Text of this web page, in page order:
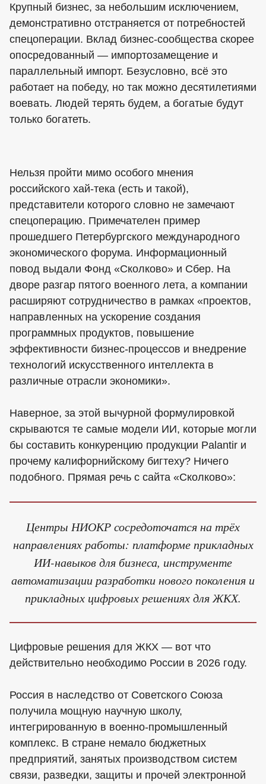
Крупный бизнес, за небольшим исключением,
демонстративно отстраняется от потребностей
спецоперации. Вклад бизнес-сообщества скорее
опосредованный — импортозамещение и
параллельный импорт. Безусловно, всё это
работает на победу, но так можно десятилетиями
воевать. Людей терять будем, а богатые будут
только богатеть.
Нельзя пройти мимо особого мнения
российского хай-тека (есть и такой),
представители которого словно не замечают
спецоперацию. Примечателен пример
прошедшего Петербургского международного
экономического форума. Информационный
повод выдали Фонд «Сколково» и Сбер. На
дворе разгар пятого военного лета, а компании
расширяют сотрудничество в рамках «проектов,
направленных на ускорение создания
программных продуктов, повышение
эффективности бизнес-процессов и внедрение
технологий искусственного интеллекта в
различные отрасли экономики».
Наверное, за этой вычурной формулировкой
скрываются те самые модели ИИ, которые могли
бы составить конкуренцию продукции Palantir и
прочему калифорнийскому бигтеху? Ничего
подобного. Прямая речь с сайта «Сколково»:
Центры НИОКР сосредоточатся на трёх
направлениях работы: платформе прикладных
ИИ-навыков для бизнеса, инструменте
автоматизации разработки нового поколения и
прикладных цифровых решениях для ЖКХ.
Цифровые решения для ЖКХ — вот что
действительно необходимо России в 2026 году.
Россия в наследство от Советского Союза
получила мощную научную школу,
интегрированную в военно-промышленный
комплекс. В стране немало бюджетных
предприятий, занятых производством систем
связи, разведки, защиты и прочей электронной